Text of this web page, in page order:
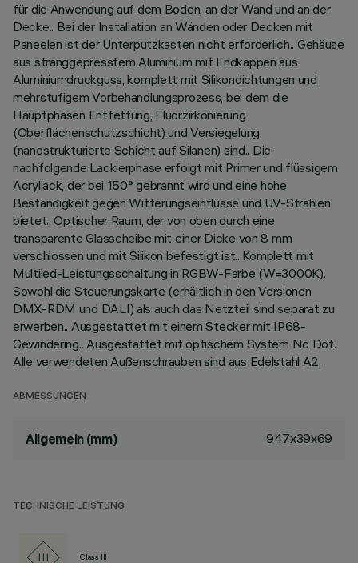
für die Anwendung auf dem Boden, an der Wand und an der
Decke.. Bei der Installation an Wänden oder Decken mit
Paneelen ist der Unterputzkasten nicht erforderlich.. Gehäuse
aus stranggepresstem Aluminium mit Endkappen aus
Aluminiumdruckguss, komplett mit Silikondichtungen und
mehrstufigem Vorbehandlungsprozess, bei dem die
Hauptphasen Entfettung, Fluorzirkonierung
(Oberflächenschutzschicht) und Versiegelung
(nanostrukturierte Schicht auf Silanen) sind.. Die
nachfolgende Lackierphase erfolgt mit Primer und flüssigem
Acryllack, der bei 150° gebrannt wird und eine hohe
Beständigkeit gegen Witterungseinflüsse und UV-Strahlen
bietet.. Optischer Raum, der von oben durch eine
transparente Glasscheibe mit einer Dicke von 8 mm
verschlossen und mit Silikon befestigt ist.. Komplett mit
Multiled-Leistungsschaltung in RGBW-Farbe (W=3000K).
Sowohl die Steuerungskarte (erhältlich in den Versionen
DMX-RDM und DALI) als auch das Netzteil sind separat zu
erwerben.. Ausgestattet mit einem Stecker mit IP68-
Gewindering.. Ausgestattet mit optischem System No Dot.
Alle verwendeten Außenschrauben sind aus Edelstahl A2.
ABMESSUNGEN
Allgemein (mm) 947x39x69
TECHNISCHE LEISTUNG
Class III